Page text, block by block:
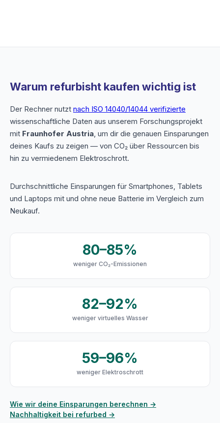
Warum refurbisht kaufen wichtig ist
Der Rechner nutzt nach ISO 14040/14044 verifizierte
wissenschaftliche Daten aus unserem Forschungsprojekt
mit Fraunhofer Austria, um dir die genauen Einsparungen
deines Kaufs zu zeigen — von CO₂ über Ressourcen bis
hin zu vermiedenem Elektroschrott.
Durchschnittliche Einsparungen für Smartphones, Tablets
und Laptops mit und ohne neue Batterie im Vergleich zum
Neukauf.
80–85%
weniger CO₂-Emissionen
82–92%
weniger virtuelles Wasser
59–96%
weniger Elektroschrott
Wie wir deine Einsparungen berechnen →
Nachhaltigkeit bei refurbed →